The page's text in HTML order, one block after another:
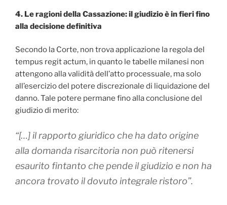
4. Le ragioni della Cassazione: il giudizio è in fieri fino
alla decisione definitiva
Secondo la Corte, non trova applicazione la regola del
tempus regit actum, in quanto le tabelle milanesi non
attengono alla validità dell’atto processuale, ma solo
all’esercizio del potere discrezionale di liquidazione del
danno. Tale potere permane fino alla conclusione del
giudizio di merito:
“[…] il rapporto giuridico che ha dato origine
alla domanda risarcitoria non può ritenersi
esaurito fintanto che pende il giudizio e non ha
ancora trovato il dovuto integrale ristoro”.